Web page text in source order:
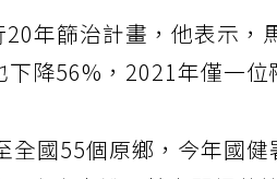
年篩治計畫，他表示，
降56%，2021年僅一位
全國55個原鄉，今年國